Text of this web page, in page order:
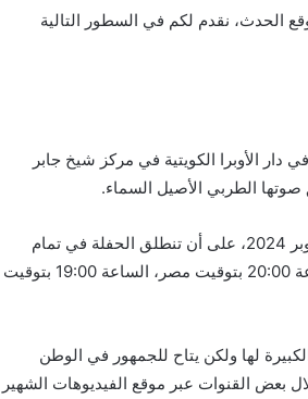
الحدث، نقدم لكم في السطور التالية
الأوبرا الكويتية في مركز شيخ جابر
الطربي الأصيل السماء.
ويحين موعد حفلة مي فاروق شتا الكويت يوم الخميس الموافق 31 أكتوبر 2024، على أن تنطلق الحفلة في تمام
الساعة 21:00 بتوقيت مكة المكرمة، الساعة 22:00 بتوقيت دبي، الساعة 20:00 بتوقيت مصر، الساعة 19:00 بتوقيت
لها ولكن يتاح للجمهور في الوطن
بعض القنوات عبر موقع الفيديوهات الشهير